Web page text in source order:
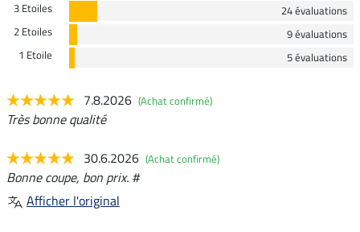
3 Etoiles
24 évaluations
2 Etoiles
9 évaluations
1 Etoile
5 évaluations
7.8.2026 (Achat confirmé)
Très bonne qualité
30.6.2026 (Achat confirmé)
Bonne coupe, bon prix. #
Afficher l'original